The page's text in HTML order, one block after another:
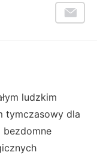
ludzkim
tymczasowy dla
bezdomne